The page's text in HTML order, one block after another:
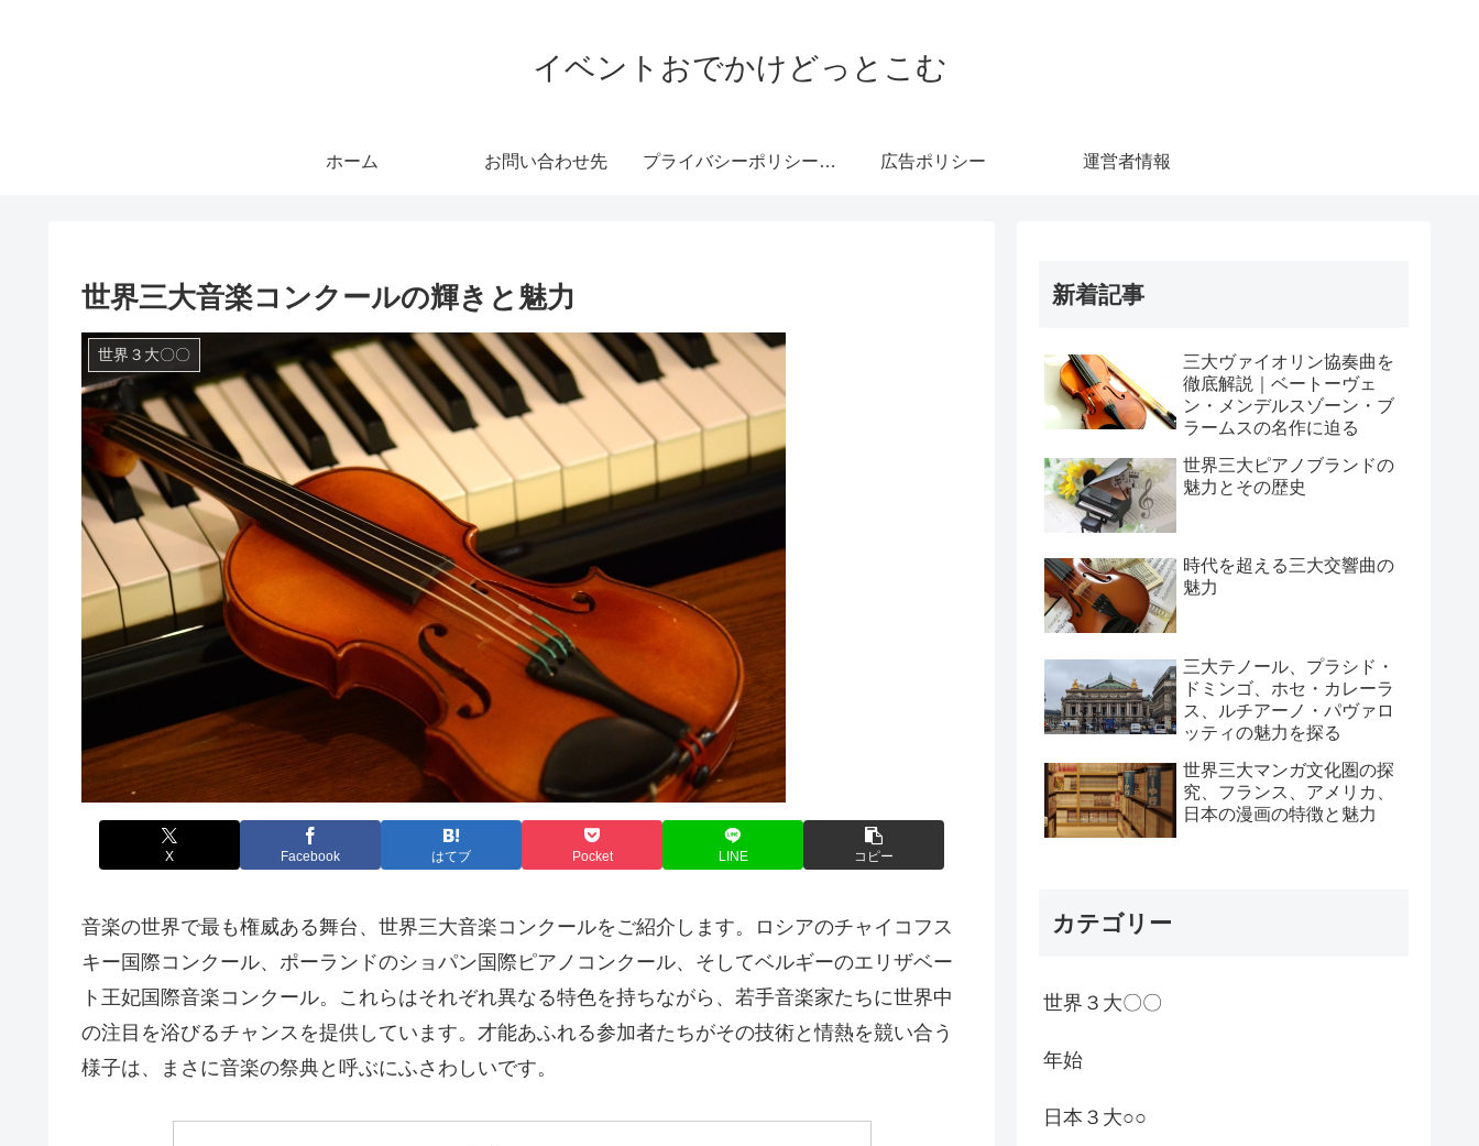
イベントおでかけどっとこむ
ホーム お問い合わせ先 プライバシーポリシー・免責事項 広告ポリシー 運営者情報
世界三大音楽コンクールの輝きと魅力
世界３大〇〇
X Facebook はてブ Pocket LINE コピー
音楽の世界で最も権威ある舞台、世界三大音楽コンクールをご紹介します。ロシアのチャイコフス
キー国際コンクール、ポーランドのショパン国際ピアノコンクール、そしてベルギーのエリザベー
ト王妃国際音楽コンクール。これらはそれぞれ異なる特色を持ちながら、若手音楽家たちに世界中
の注目を浴びるチャンスを提供しています。才能あふれる参加者たちがその技術と情熱を競い合う
様子は、まさに音楽の祭典と呼ぶにふさわしいです。
新着記事
三大ヴァイオリン協奏曲を
徹底解説｜ベートーヴェ
ン・メンデルスゾーン・ブ
ラームスの名作に迫る
世界三大ピアノブランドの
魅力とその歴史
時代を超える三大交響曲の
魅力
三大テノール、プラシド・
ドミンゴ、ホセ・カレーラ
ス、ルチアーノ・パヴァロ
ッティの魅力を探る
世界三大マンガ文化圏の探
究、フランス、アメリカ、
日本の漫画の特徴と魅力
カテゴリー
世界３大〇〇
年始
日本３大○○